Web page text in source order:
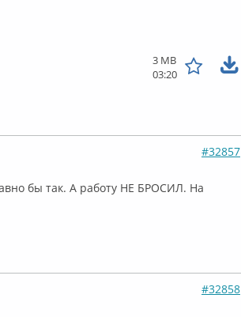
3 MB
03:20
#32857
бы так. А работу НЕ БРОСИЛ. На
#32858